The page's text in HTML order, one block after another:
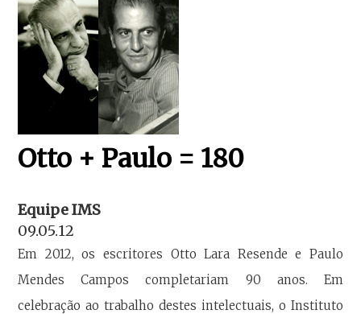
Otto + Paulo = 180
Equipe IMS
09.05.12
Em 2012, os escritores Otto Lara Resende e Paulo
Mendes Campos completariam 90 anos. Em
celebração ao trabalho destes intelectuais, o Instituto